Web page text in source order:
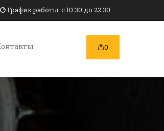
График работы: c 10:30 до 22:30
0